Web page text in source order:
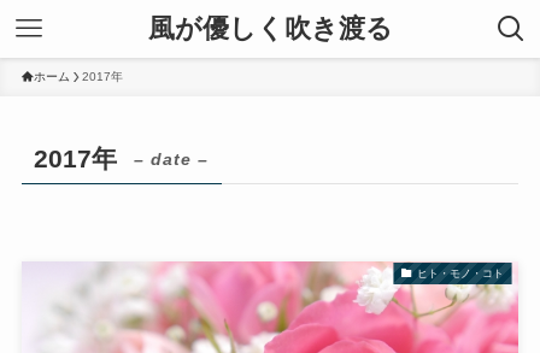
風が優しく吹き渡る
ホーム 2017年
2017年 – date –
ヒト・モノ・コト